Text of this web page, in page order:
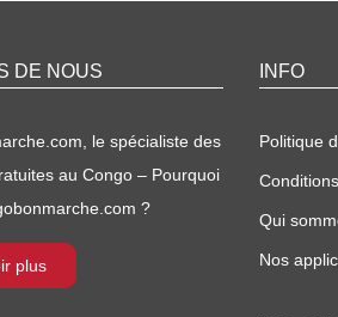
DE NOUS
le spécialiste des
au Congo – Pourquoi
?
plus
INFO
Politique
Qui
Nos